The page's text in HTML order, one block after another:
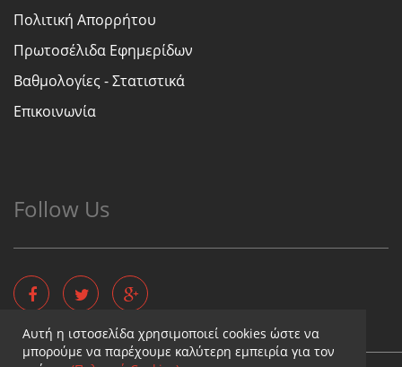
Πολιτική Απορρήτου
Πρωτοσέλιδα Εφημερίδων
Βαθμολογίες - Στατιστικά
Επικοινωνία
Follow Us
Αυτή η ιστοσελίδα χρησιμοποιεί cookies ώστε να
μπορούμε να παρέχουμε καλύτερη εμπειρία για τον